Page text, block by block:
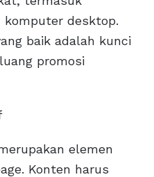
desktop.
baik adalah kunci
promosi
elemen
Konten harus